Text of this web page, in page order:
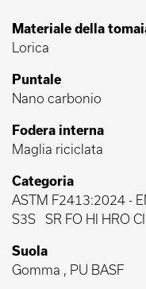
Materiale della
Lorica
Puntale
Nano carbonio
Fodera interna
Maglia riciclata
Categoria
ASTM F2413:2024 -
S3S
SR FO HI HRO
Suola
Gomma , PU BASF